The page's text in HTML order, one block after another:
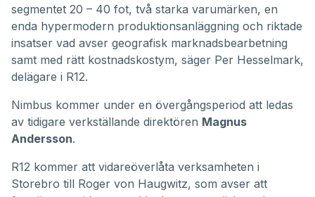
segmentet 20 – 40 fot, två starka varumärken, en
enda hypermodern produktionsanläggning och riktade
insatser vad avser geografisk marknadsbearbetning
samt med rätt kostnadskostym, säger Per Hesselmark,
delägare i R12.
Nimbus kommer under en övergångsperiod att ledas
av tidigare verkställande direktören Magnus
Andersson.
R12 kommer att vidareöverlåta verksamheten i
Storebro till Roger von Haugwitz, som avser att